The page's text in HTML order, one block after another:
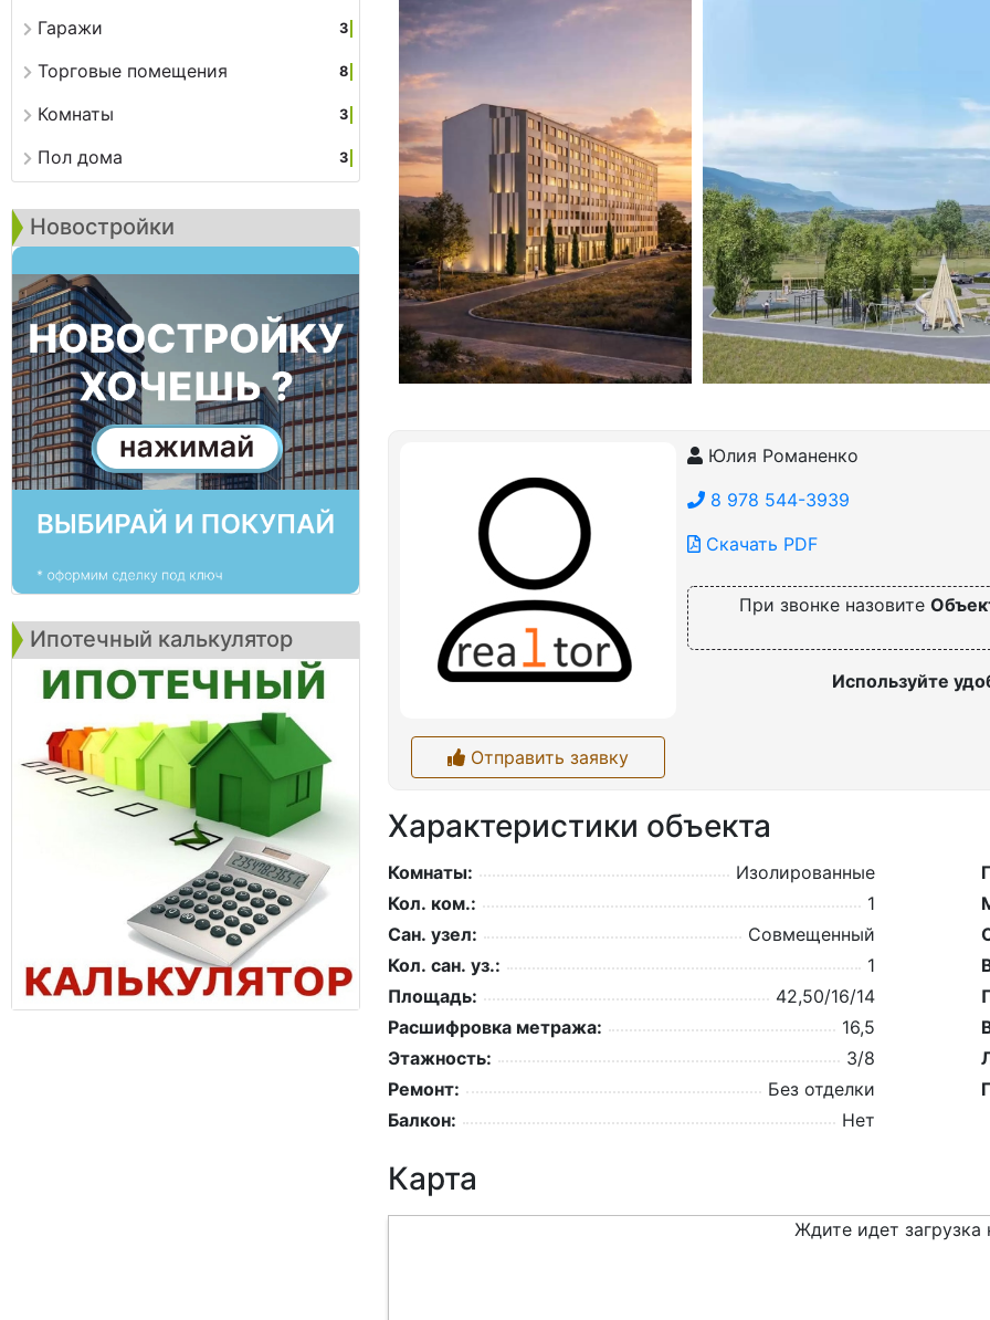
Гаражи 3
Торговые помещения 8
Комнаты 3
Пол дома 3
Новостройки
Ипотечный калькулятор
Отправить заявку
Юлия Романенко
8 978 544-3939
Скачать PDF
При звонке назовите
Используйте
Характеристики объекта
Комнаты:
Изолированные
Кол. ком.:
1
Сан. узел:
Совмещенный
Кол. сан. уз.:
1
Площадь:
42,50/16/14
Расшифровка метража:
16,5
Этажность:
3/8
Ремонт:
Без отделки
Балкон:
Нет
Карта
Ждите идет загрузка